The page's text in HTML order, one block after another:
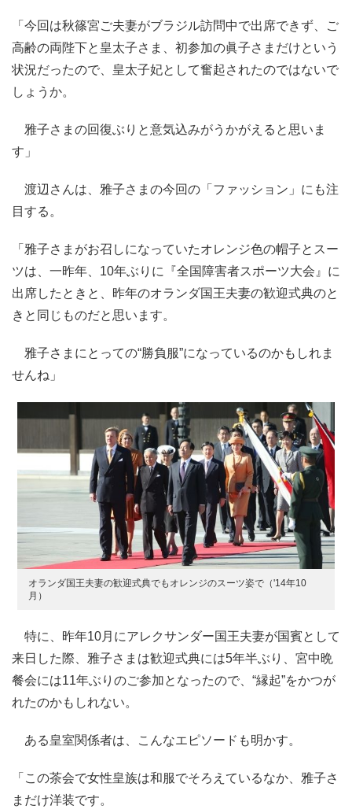
「今回は秋篠宮ご夫妻がブラジル訪問中で出席できず、ご
高齢の両陛下と皇太子さま、初参加の眞子さまだけという
状況だったので、皇太子妃として奮起されたのではないで
しょうか。
雅子さまの回復ぶりと意気込みがうかがえると思いま
す」
渡辺さんは、雅子さまの今回の「ファッション」にも注
目する。
「雅子さまがお召しになっていたオレンジ色の帽子とスー
ツは、一昨年、10年ぶりに『全国障害者スポーツ大会』に
出席したときと、昨年のオランダ国王夫妻の歓迎式典のと
きと同じものだと思います。
雅子さまにとっての“勝負服”になっているのかもしれま
せんね」
オランダ国王夫妻の歓迎式典でもオレンジのスーツ姿で（'14年10
月）
特に、昨年10月にアレクサンダー国王夫妻が国賓として
来日した際、雅子さまは歓迎式典には5年半ぶり、宮中晩
餐会には11年ぶりのご参加となったので、“縁起”をかつが
れたのかもしれない。
ある皇室関係者は、こんなエピソードも明かす。
「この茶会で女性皇族は和服でそろえているなか、雅子さ
まだけ洋装です。